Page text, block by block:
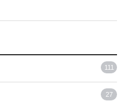
111
27